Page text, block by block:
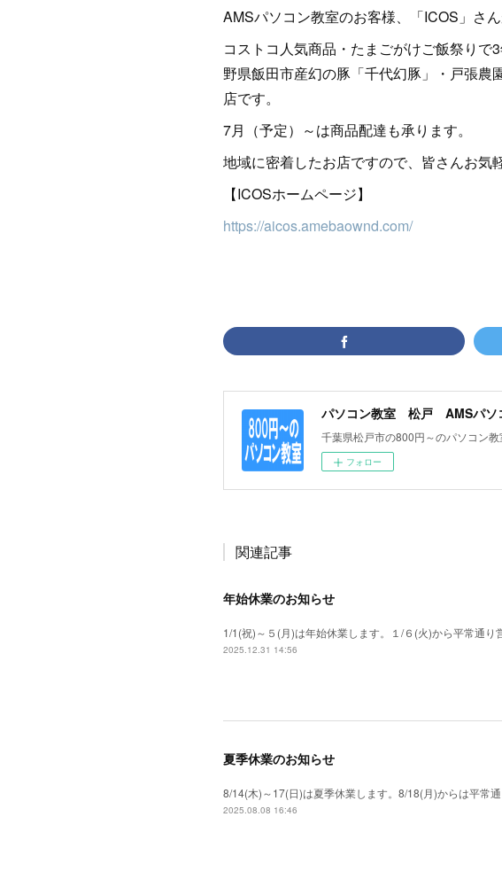
AMSパソコン教室のお客様、「ICOS」さ
コストコ人気商品・たまごがけご飯祭り
野県飯田市産幻の豚「千代幻豚」・戸張農
店です。
7月（予定）～は商品配達も承ります。
地域に密着したお店ですので、皆さんお気
【ICOSホームページ】
https://aicos.amebaownd.com/
パソコン教室 松戸 AMSパソ
千葉県松戸市の800円～のパソコン教
フォロー
関連記事
年始休業のお知らせ
1/1(祝)～５(月)は年始休業します。１/６(火)から平常通り
2025.12.31 14:56
夏季休業のお知らせ
8/14(木)～17(日)は夏季休業します。8/18(月)からは平常
2025.08.08 16:46